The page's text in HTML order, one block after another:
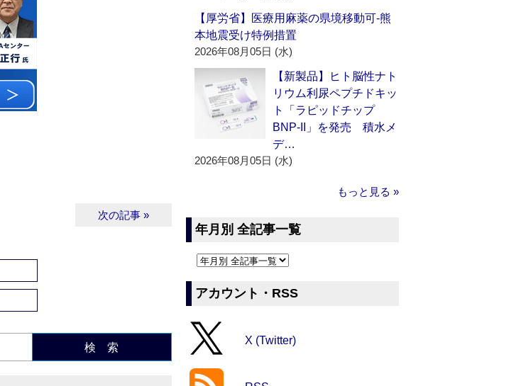
次の記事 »
検 索
【厚労省】医療用麻薬の県境移動可‐熊
本地震受け特例措置
2026年08月05日 (水)
【新製品】ヒト脳性ナト
リウム利尿ペプチドキッ
ト「ラピッドチップ
BNP-II」を発売 積水メ
デ…
2026年08月05日 (水)
もっと見る »
年月別 全記事一覧
アカウント・RSS
X (Twitter)